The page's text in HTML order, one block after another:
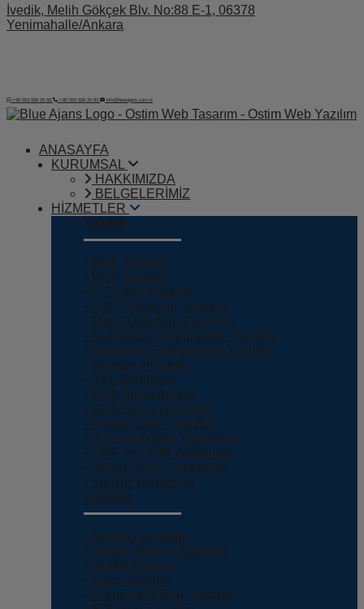
İvedik, Melih Gökçek Blv. No:88 E-1, 06378
Yenimahalle/Ankara
+90 553 939 25 83 +90 553 939 25 83 info@blueajans.com.tr
ANASAYFA
KURUMSAL
HAKKIMIZDA
BELGELERİMİZ
HİZMETLER
Yazılım
• Web Yazılım
• Web Tasarım
• E-Ticaret Yazılımı
• C2C Pazaryeri Yazılımı
• Mobil Uygulama Yazılımı
• Muhasebe Entegrasyon Yazılımı
• Pazaryeri Entegrasyon Yazılımı
• Domain Hosting
• SSL Sertifikası
• Web Sitesi Analizi
• Web Sitesi Yenileme
• Yapay Zeka Chat Bot
• Kurs ve Eğitim Yazılımları
• ERP ve CRM Yazılımları
• Haber Sitesi Yazılımları
• Turizm Yazılımları
Tasarım
• Katalog Tasarımı
• Sosyal Medya Tasarımı
• Grafik Tasarım
• Logo Tasarım
• Kurumsal Kimlik Tasarım